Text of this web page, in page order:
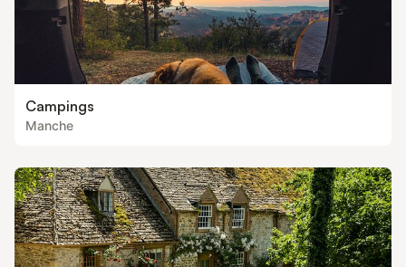
Campings
Manche